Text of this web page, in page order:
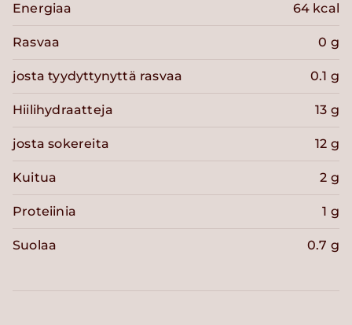
Energiaa 64 kcal
Rasvaa 0 g
josta tyydyttynyttä rasvaa 0.1 g
Hiilihydraatteja 13 g
josta sokereita 12 g
Kuitua 2 g
Proteiinia 1 g
Suolaa 0.7 g